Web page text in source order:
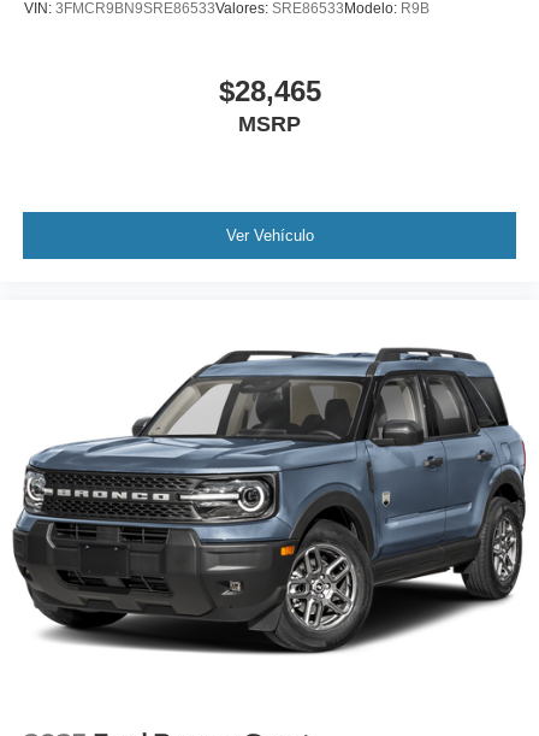
VIN: 3FMCR9BN9SRE86533Valores: SRE86533 Modelo: R9B
$28,465
MSRP
Ver Vehículo